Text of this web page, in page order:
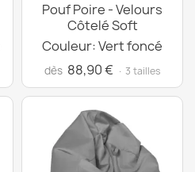
Pouf Poire - Velours
Côtelé Soft
Couleur: Vert foncé
dès 88,90 € · 3 tailles